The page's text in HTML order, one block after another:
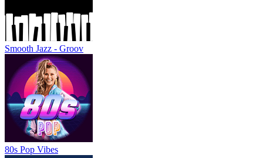
Smooth Jazz - Groov
80s Pop Vibes